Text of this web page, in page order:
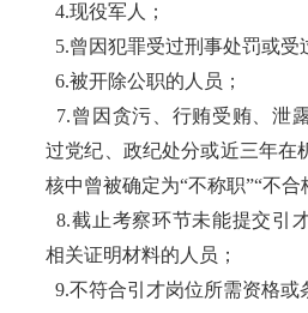
4.现役军人；
5.曾因犯罪受过刑事处罚或受
6.被开除公职的人员；
7.曾因贪污、行贿受贿、泄
过党纪、政纪处分或近三年在
核中曾被确定为“不称职”“不合
8.截止考察环节未能提交引
相关证明材料的人员；
9.不符合引才岗位所需资格或